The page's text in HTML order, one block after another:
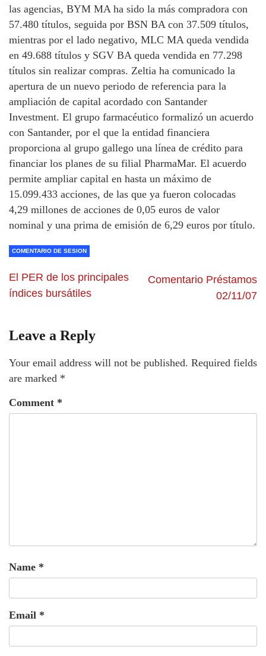
las agencias, BYM MA ha sido la más compradora con
57.480 títulos, seguida por BSN BA con 37.509 títulos,
mientras por el lado negativo, MLC MA queda vendida
en 49.688 títulos y SGV BA queda vendida en 77.298
títulos sin realizar compras. Zeltia ha comunicado la
apertura de un nuevo periodo de referencia para la
ampliación de capital acordado con Santander
Investment. El grupo farmacéutico formalizó un acuerdo
con Santander, por el que la entidad financiera
proporciona al grupo gallego una línea de crédito para
financiar los planes de su filial PharmaMar. El acuerdo
permite ampliar capital en hasta un máximo de
15.099.433 acciones, de las que ya fueron colocadas
4,29 millones de acciones de 0,05 euros de valor
nominal y una prima de emisión de 6,29 euros por título.
COMENTARIO DE SESION
El PER de los principales
índices bursátiles
Comentario Préstamos
02/11/07
Leave a Reply
Your email address will not be published. Required fields
are marked *
Comment *
Name *
Email *